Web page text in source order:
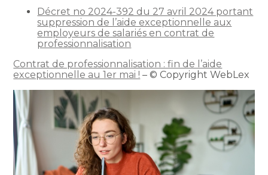
Décret no 2024-392 du 27 avril 2024 portant
suppression de l’aide exceptionnelle aux
employeurs de salariés en contrat de
professionnalisation
Contrat de professionnalisation : fin de l’aide
exceptionnelle au 1er mai ! – © Copyright WebLex